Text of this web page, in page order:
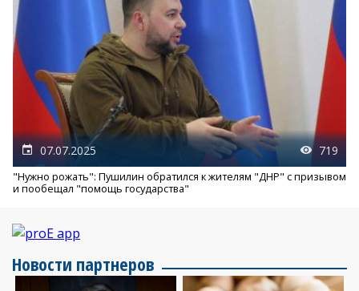
07.07.2025 719
"Нужно рожать": Пушилин обратился к жителям "ДНР" с призывом
и пообещал "помощь государства"
Новости партнеров